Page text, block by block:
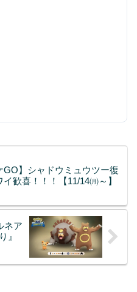
GO】シャドウミュウツー復
イ歓喜！！！【11/14㈪～】
ネア
』